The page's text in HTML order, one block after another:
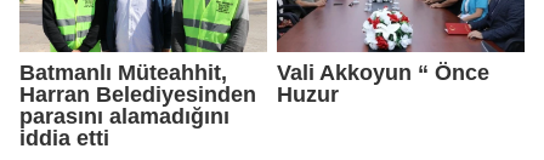
Batmanlı Müteahhit,
Harran Belediyesinden
parasını alamadığını
iddia etti
Vali Akkoyun “ Önce
Huzur